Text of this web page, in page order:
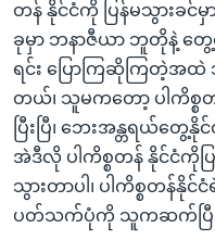
တန် နိုင်ငံကို ပြန်မသွားခင်
ခုမှာ ဘနာဇီယာ ဘူတိုနဲ့
ရင်း ပြောကြဆိုကြတဲ့အထဲ
တယ်၊ သူမကတော့ ပါကိစ္စတ
ပြီးပြီ၊ ဘေးအန္တရယ်တွ
အဲဒီလို ပါကိစ္စတန် နိုင်ငံကိုပ
သွားတာပါ၊ ပါကိစ္စတန်နို
ပတ်သက်ပုံကို သူကဆက်ပြီး